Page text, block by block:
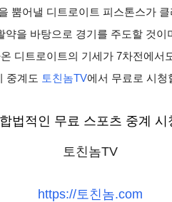
뿜어낼 디트로이트 피스톤스가
을 바탕으로 경기를 주도할 것
디트로이트의 기세가 7차전에
중계도 토친놈TV에서 무료로 시청
합법적인 무료 스포츠 중계 시
토친놈TV
https://토친놈.com